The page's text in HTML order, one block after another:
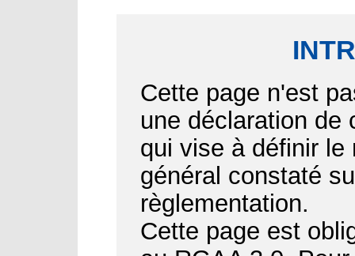
Cette page n'est
une déclaration de
qui vise à définir
général constaté
règlementation.
Cette page est